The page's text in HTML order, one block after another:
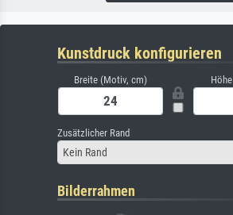
Kunstdruck konfigurieren
Breite (Motiv, cm)
Zusätzlicher Rand
Kein Rand
Bilderrahmen